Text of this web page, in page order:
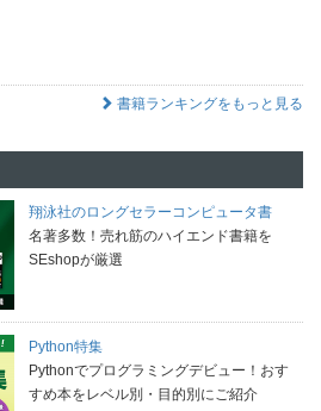
書籍ランキングをもっと見る
翔泳社のロングセラーコンピュータ書
名著多数！売れ筋のハイエンド書籍を
SEshopが厳選
Python特集
Pythonでプログラミングデビュー！おす
すめ本をレベル別・目的別にご紹介